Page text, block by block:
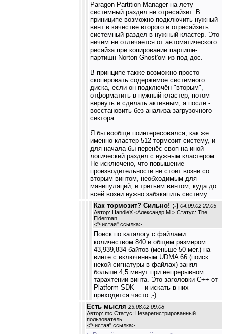
Paragon Partition Manager на лету
системный раздел не отресайзит. В
приниципе возможно подключить нужный
винт в качестве второго и отресайзить
системный раздел в нужный кластер. Это
ничем не отличается от автоматического
ресайза при копировании партишн-
партишн Norton Ghost'ом из под дос.
В принципе также возможно просто
скопировать содержимое системного
диска, если он подключён "вторым",
отформатить в нужный кластер, потом
вернуть и сделать активным, а после -
восстановить без анализа загрузочного
сектора.
Я бы вообще поинтересовался, как же
именно кластер 512 тормозит систему, и
для начала бы перенёс своп на иной
логический раздел с нужным кластером.
Не исключено, что повышение
производительности не стоит возни со
вторым винтом, необходимым для
манипуляций, и третьим винтом, куда до
всей возни нужно забэкапить систему.
Как тормозит? Сильно! ;-) 04.09.02 22:05
Автор: HandleX <Александр М.> Статус: The
Elderman
<"чистая" ссылка>
Поиск по каталогу с файлами
количеством 840 и общим размером
43,939,834 байтов (меньше 50 мег.) на
винте c включенным UDMA 66 (поиск
некой сигнатуры в файлах) занял
больше 4,5 минут при непрерывном
тарахтении винта. Это заголовки C++ от
Platform SDK — и искать в них
приходится часто ;-)
Есть мысля 23.08.02 09:08
Автор: mc Статус: Незарегистрированный
пользователь
<"чистая" ссылка>